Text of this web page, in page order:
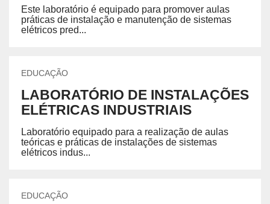
Este laboratório é equipado para promover aulas
práticas de instalação e manutenção de sistemas
elétricos pred...
EDUCAÇÃO
LABORATÓRIO DE INSTALAÇÕES
ELÉTRICAS INDUSTRIAIS
Laboratório equipado para a realização de aulas
teóricas e práticas de instalações de sistemas
elétricos indus...
EDUCAÇÃO